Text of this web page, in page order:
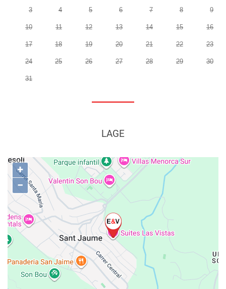
3 4 5 6 7 8 9
10 11 12 13 14 15 16
17 18 19 20 21 22 23
24 25 26 27 28 29 30
31
LAGE
+
−